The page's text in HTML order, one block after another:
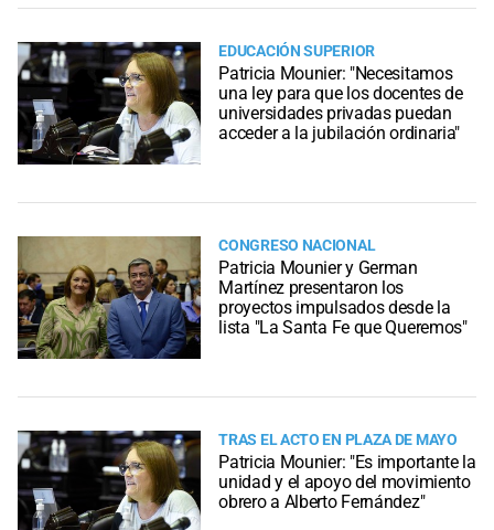
EDUCACIÓN SUPERIOR
Patricia Mounier: "Necesitamos
una ley para que los docentes de
universidades privadas puedan
acceder a la jubilación ordinaria"
CONGRESO NACIONAL
Patricia Mounier y German
Martínez presentaron los
proyectos impulsados desde la
lista "La Santa Fe que Queremos"
TRAS EL ACTO EN PLAZA DE MAYO
Patricia Mounier: "Es importante la
unidad y el apoyo del movimiento
obrero a Alberto Fernández"